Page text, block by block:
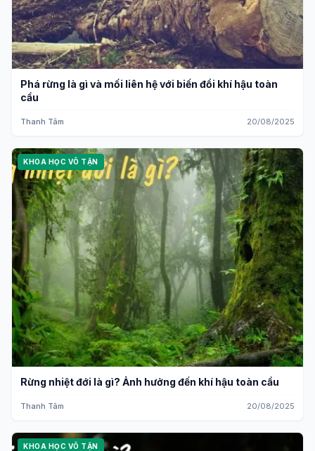
Phá rừng là gì và mối liên hệ với biến đổi khí hậu toàn
cầu
Thanh Tâm 20/08/2025
KHOA HỌC VÔ TẬN
Rừng nhiệt đới là gì? Ảnh hưởng đến khí hậu toàn cầu
Thanh Tâm 20/08/2025
KHOA HỌC VÔ TẬN